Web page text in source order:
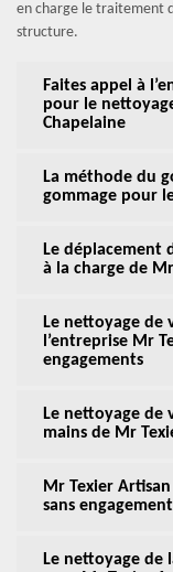
en charge le traitement
structure.
Faites appel à
pour le
Chapelaine
La méthode du
gommage pour
Le déplacement
à la charge de
Le nettoyage de
l’entreprise Mr
engagements
Le nettoyage de
mains de Mr
Mr Texier
sans engagement
Le nettoyage de